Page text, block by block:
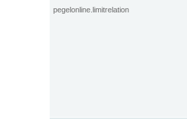
pegelonline.limitrelation